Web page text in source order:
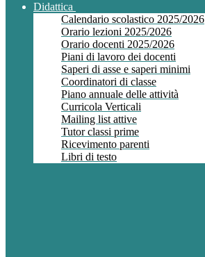
Didattica
Calendario scolastico 2025/2026
Orario lezioni 2025/2026
Orario docenti 2025/2026
Piani di lavoro dei docenti
Saperi di asse e saperi minimi
Coordinatori di classe
Piano annuale delle attività
Curricola Verticali
Mailing list attive
Tutor classi prime
Ricevimento parenti
Libri di testo